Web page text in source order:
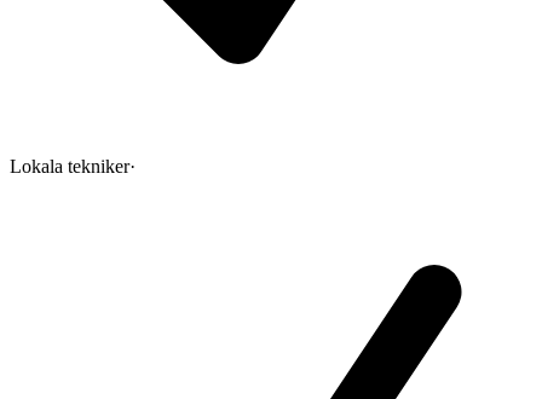
Lokala tekniker·